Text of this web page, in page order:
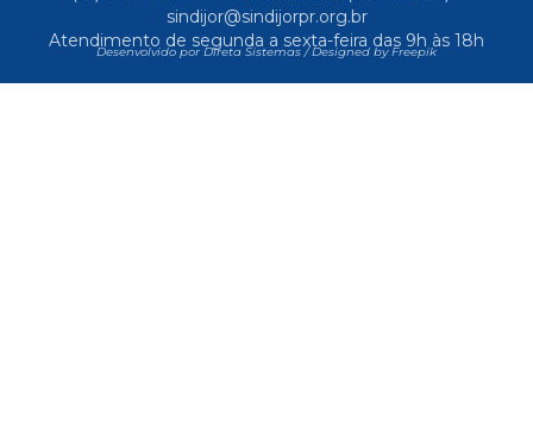
sindijor@sindijorpr.org.br
Atendimento de segunda a sexta-feira das 9h às 18h
Desenvolvido por Direta Sistemas /Designed by Freepik